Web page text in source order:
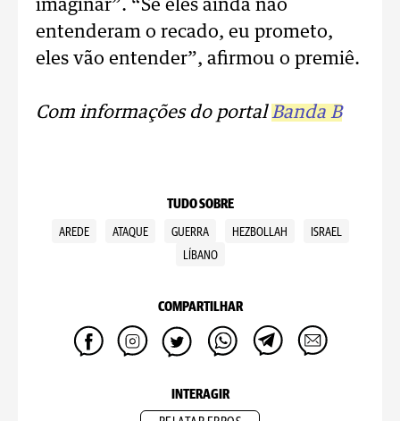
imaginar”. “Se eles ainda não
entenderam o recado, eu prometo,
eles vão entender”, afirmou o premiê.
Com informações do portalBanda B
TUDO SOBRE
AREDE ATAQUE GUERRA HEZBOLLAH
ISRAEL
LÍBANO
COMPARTILHAR
INTERAGIR